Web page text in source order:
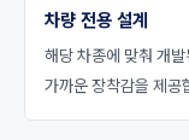
차량 전용 설계
해당 차종에 맞춰 개
가까운 장착감을 제공